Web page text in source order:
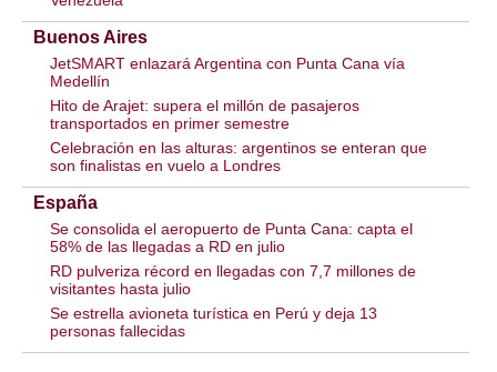
Buenos Aires
JetSMART enlazará Argentina con Punta Cana vía
Medellín
Hito de Arajet: supera el millón de pasajeros
transportados en primer semestre
Celebración en las alturas: argentinos se enteran que
son finalistas en vuelo a Londres
España
Se consolida el aeropuerto de Punta Cana: capta el
58% de las llegadas a RD en julio
RD pulveriza récord en llegadas con 7,7 millones de
visitantes hasta julio
Se estrella avioneta turística en Perú y deja 13
personas fallecidas